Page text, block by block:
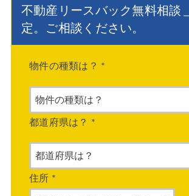
不動産リースバック無料相談
定。ご相談ください。
物件の種類は？ *
都道府県は？ *
住所 *